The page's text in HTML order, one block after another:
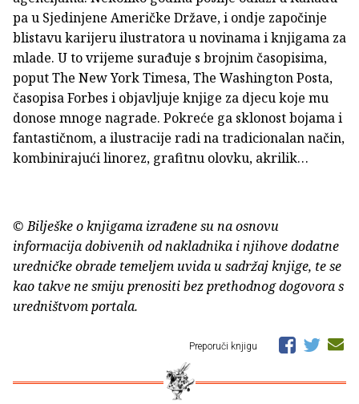
pa u Sjedinjene Američke Države, i ondje započinje
blistavu karijeru ilustratora u novinama i knjigama za
mlade. U to vrijeme surađuje s brojnim časopisima,
poput The New York Timesa, The Washington Posta,
časopisa Forbes i objavljuje knjige za djecu koje mu
donose mnoge nagrade. Pokreće ga sklonost bojama i
fantastičnom, a ilustracije radi na tradicionalan način,
kombinirajući linorez, grafitnu olovku, akrilik…
© Bilješke o knjigama izrađene su na osnovu
informacija dobivenih od nakladnika i njihove dodatne
uredničke obrade temeljem uvida u sadržaj knjige, te se
kao takve ne smiju prenositi bez prethodnog dogovora s
uredništvom portala.
Preporuči knjigu